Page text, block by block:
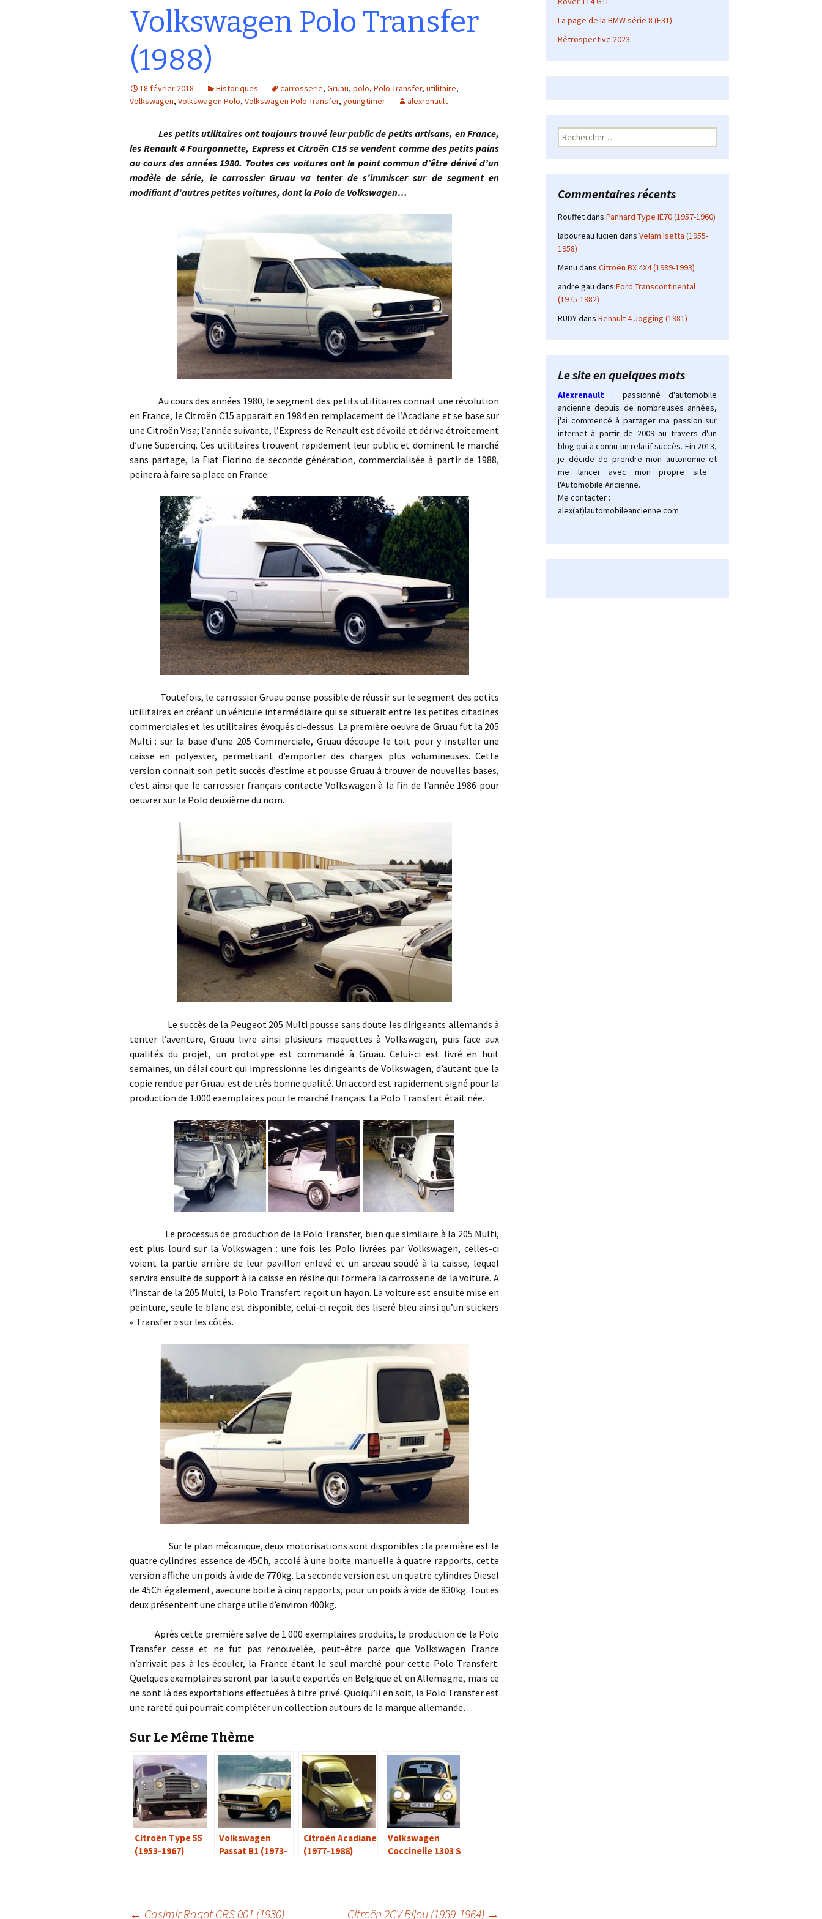
Volkswagen Polo Transfer
(1988)
18 février 2018 Historiques carrosserie, Gruau, polo, Polo Transfer, utilitaire,
Volkswagen, Volkswagen Polo, Volkswagen Polo Transfer, youngtimer alexrenault
Les petits utilitaires ont toujours trouvé leur public de petits artisans, en France,
les Renault 4 Fourgonnette, Express et Citroën C15 se vendent comme des petits pains
au cours des années 1980. Toutes ces voitures ont le point commun d’être dérivé d’un
modèle de série, le carrossier Gruau va tenter de s’immiscer sur de segment en
modifiant d’autres petites voitures, dont la Polo de Volkswagen…
Au cours des années 1980, le segment des petits utilitaires connait une révolution
en France, le Citroën C15 apparait en 1984 en remplacement de l’Acadiane et se base sur
une Citroën Visa; l’année suivante, l’Express de Renault est dévoilé et dérive étroitement
d’une Supercinq. Ces utilitaires trouvent rapidement leur public et dominent le marché
sans partage, la Fiat Fiorino de seconde génération, commercialisée à partir de 1988,
peinera à faire sa place en France.
Toutefois, le carrossier Gruau pense possible de réussir sur le segment des petits
utilitaires en créant un véhicule intermédiaire qui se situerait entre les petites citadines
commerciales et les utilitaires évoqués ci-dessus. La première oeuvre de Gruau fut la 205
Multi : sur la base d’une 205 Commerciale, Gruau découpe le toit pour y installer une
caisse en polyester, permettant d’emporter des charges plus volumineuses. Cette
version connait son petit succès d’estime et pousse Gruau à trouver de nouvelles bases,
c’est ainsi que le carrossier français contacte Volkswagen à la fin de l’année 1986 pour
oeuvrer sur la Polo deuxième du nom.
Le succès de la Peugeot 205 Multi pousse sans doute les dirigeants allemands à
tenter l’aventure, Gruau livre ainsi plusieurs maquettes à Volkswagen, puis face aux
qualités du projet, un prototype est commandé à Gruau. Celui-ci est livré en huit
semaines, un délai court qui impressionne les dirigeants de Volkswagen, d’autant que la
copie rendue par Gruau est de très bonne qualité. Un accord est rapidement signé pour la
production de 1.000 exemplaires pour le marché français. La Polo Transfert était née.
Le processus de production de la Polo Transfer, bien que similaire à la 205 Multi,
est plus lourd sur la Volkswagen : une fois les Polo livrées par Volkswagen, celles-ci
voient la partie arrière de leur pavillon enlevé et un arceau soudé à la caisse, lequel
servira ensuite de support à la caisse en résine qui formera la carrosserie de la voiture. A
l’instar de la 205 Multi, la Polo Transfert reçoit un hayon. La voiture est ensuite mise en
peinture, seule le blanc est disponible, celui-ci reçoit des liseré bleu ainsi qu’un stickers
« Transfer » sur les côtés.
Sur le plan mécanique, deux motorisations sont disponibles : la première est le
quatre cylindres essence de 45Ch, accolé à une boite manuelle à quatre rapports, cette
version affiche un poids à vide de 770kg. La seconde version est un quatre cylindres Diesel
de 45Ch également, avec une boite à cinq rapports, pour un poids à vide de 830kg. Toutes
deux présentent une charge utile d’environ 400kg.
Après cette première salve de 1.000 exemplaires produits, la production de la Polo
Transfer cesse et ne fut pas renouvelée, peut-être parce que Volkswagen France
n’arrivait pas à les écouler, la France étant le seul marché pour cette Polo Transfert.
Quelques exemplaires seront par la suite exportés en Belgique et en Allemagne, mais ce
ne sont là des exportations effectuées à titre privé. Quoiqu’il en soit, la Polo Transfer est
une rareté qui pourrait compléter un collection autours de la marque allemande…
Sur Le Même Thème
Citroën Type 55
(1953-1967)
Volkswagen
Passat B1 (1973-
Citroën Acadiane
(1977-1988)
Volkswagen
Coccinelle 1303 S
← Casimir Ragot CRS 001 (1930) Citroën 2CV Bijou (1959-1964) →
La page de la BMW série 8 (E31)
Rétrospective 2023
Rechercher :
Commentaires récents
Rouffetdans Panhard Type IE70 (1957-1960)
laboureau lucien dans Velam Isetta (1955-
1958)
Menu dans Citroën BX 4X4 (1989-1993)
andre gau dans Ford Transcontinental
(1975-1982)
RUDYdans Renault 4 Jogging (1981)
Le site en quelques mots
Alexrenault
: passionné d'automobile
ancienne depuis de nombreuses années,
j'ai commencé à partager ma passion sur
internet à partir de 2009 au travers d'un
blog qui a connu un relatif succès. Fin 2013,
je décide de prendre mon autonomie et
me lancer avec mon propre site :
l'Automobile Ancienne.
Me contacter :
alex(at)lautomobileancienne.com